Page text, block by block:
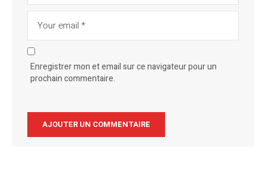
Enregistrer mon et email sur ce navigateur pour un
prochain commentaire.